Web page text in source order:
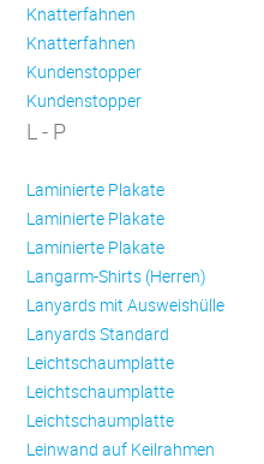
Knatterfahnen
Knatterfahnen
Kundenstopper
Kundenstopper
L - P
Laminierte Plakate
Laminierte Plakate
Laminierte Plakate
Langarm-Shirts (Herren)
Lanyards mit Ausweishülle
Lanyards Standard
Leichtschaumplatte
Leichtschaumplatte
Leichtschaumplatte
Leinwand auf Keilrahmen